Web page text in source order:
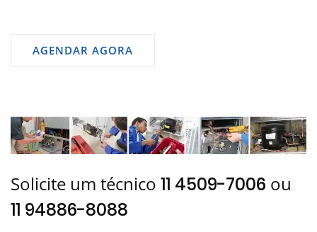
AGENDAR AGORA
Solicite um técnico 11 4509-7006 ou
11 94886-8088